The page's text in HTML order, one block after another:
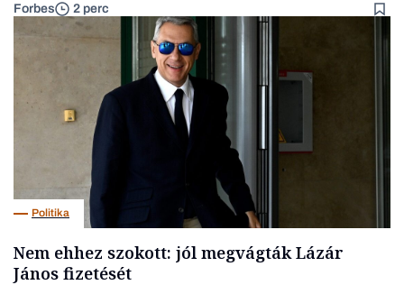
Forbes 2 perc
Politika
Nem ehhez szokott: jól megvágták Lázár
János fizetését